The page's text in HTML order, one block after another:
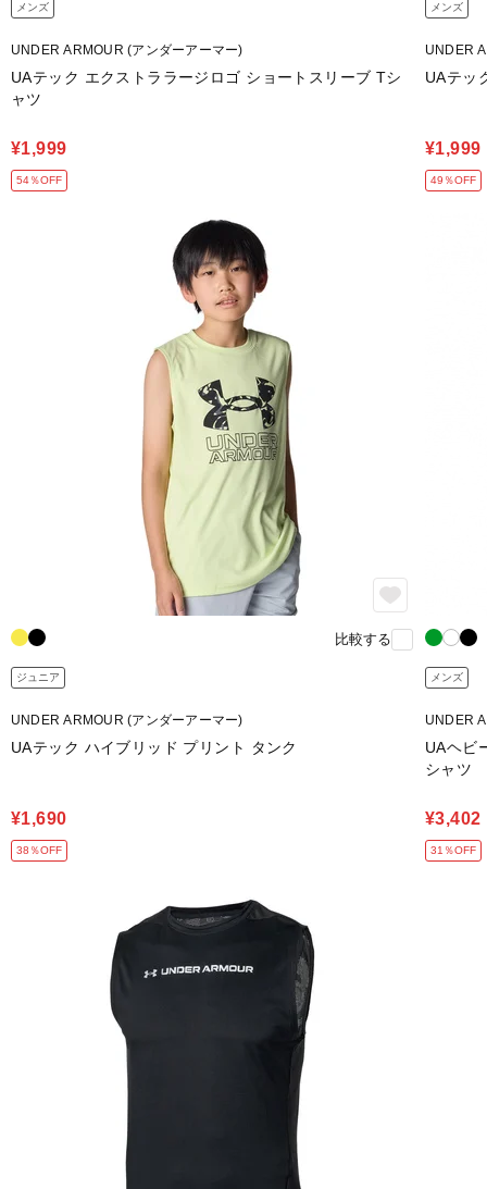
メンズ
UNDER ARMOUR (アンダーアーマー)
UAテック エクストララージロゴ ショートスリーブ Tシ
ャツ
¥1,999
54％OFF
メンズ
UNDER
UAテッ
¥1,999
49％OFF
比較する
ジュニア
UNDER ARMOUR (アンダーアーマー)
UAテック ハイブリッド プリント タンク
¥1,690
38％OFF
メンズ
UNDER
UAヘビ
シャツ
¥3,402
31％OFF